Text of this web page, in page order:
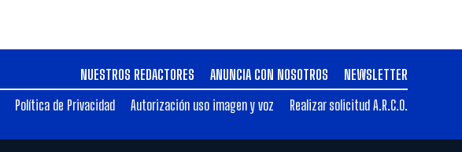
NUESTROS REDACTORES ANUNCIA CON NOSOTROS
NEWSLETTER
Política de Privacidad
Autorización uso imagen y voz Realizar solicitud A.R.C.O.